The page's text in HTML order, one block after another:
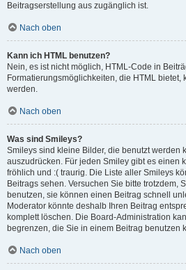
Beitragserstellung aus zugänglich ist.
Nach oben
Kann ich HTML benutzen?
Nein, es ist nicht möglich, HTML-Code in
Formatierungsmöglichkeiten, die HTML
werden.
Nach oben
Was sind Smileys?
Smileys sind kleine Bilder, die benutzt werden
auszudrücken. Für jeden Smiley gibt es einen
fröhlich und :( traurig. Die Liste aller Smileys
Beitrags sehen. Versuchen Sie bitte trotzdem,
benutzen, sie können einen Beitrag schnell
Moderator könnte deshalb Ihren Beitrag
komplett löschen. Die Board-Administration
begrenzen, die Sie in einem Beitrag benutzen
Nach oben